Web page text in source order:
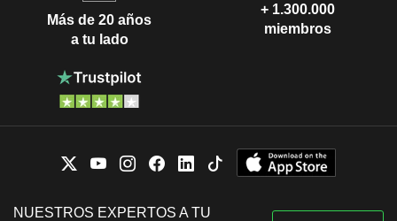
Más de 20 años
a tu lado
+ 1.300.000
miembros
NUESTROS EXPERTOS A TU